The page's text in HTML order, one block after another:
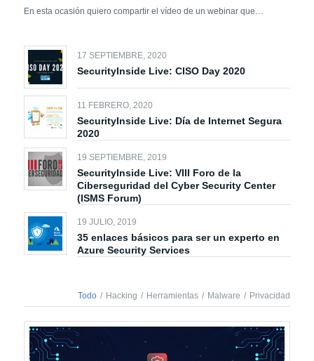
En esta ocasión quiero compartir el vídeo de un webinar que…
17 SEPTIEMBRE, 2020
SecurityInside Live: CISO Day 2020
11 FEBRERO, 2020
SecurityInside Live: Día de Internet Segura
2020
19 SEPTIEMBRE, 2019
SecurityInside Live: VIII Foro de la
Ciberseguridad del Cyber Security Center
(ISMS Forum)
19 JULIO, 2019
35 enlaces básicos para ser un experto en
Azure Security Services
Todo / Hacking / Herramientas / Malware / Privacidad